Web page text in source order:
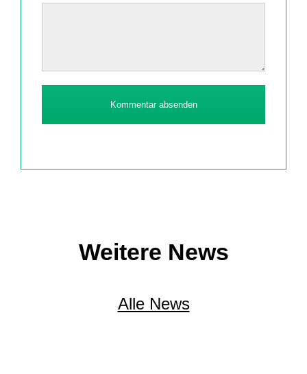
Kommentar absenden
Weitere News
Alle News